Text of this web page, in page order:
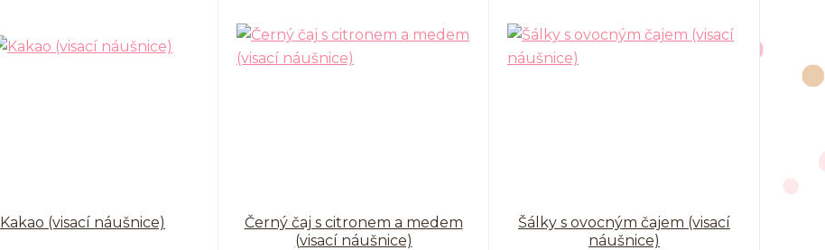
Kakao (visací náušnice)
Černý čaj s citronem a medem
(visací náušnice)
Šálky s ovocným čajem (visací
náušnice)